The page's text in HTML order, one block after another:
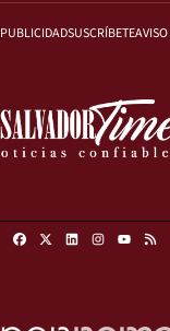
PUBLICIDADSUSCRÍBETE
FacebookLinkedinInstagram